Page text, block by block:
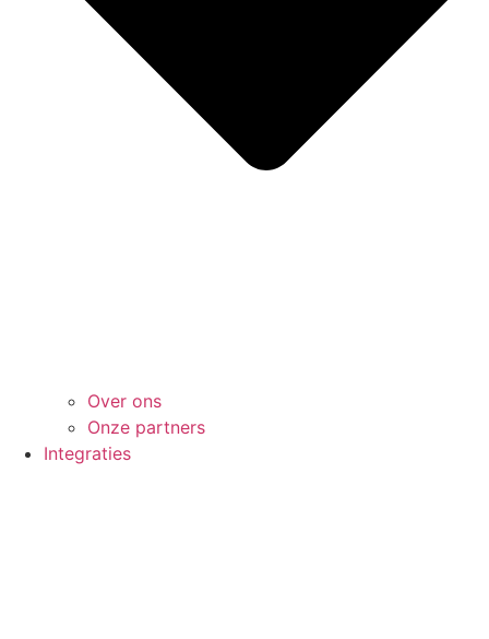
Over ons
Onze partners
Integraties